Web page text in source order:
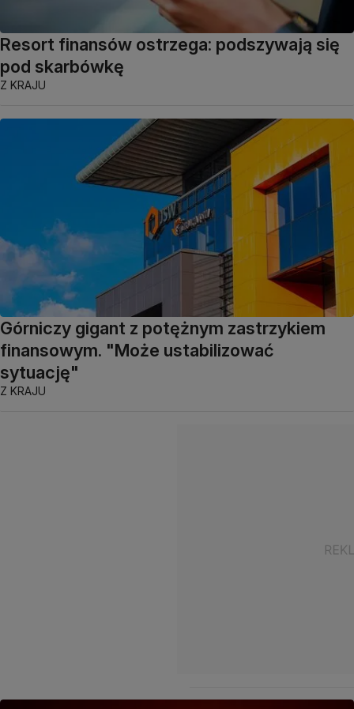
Resort finansów ostrzega: podszywają się
pod skarbówkę
Z KRAJU
Górniczy gigant z potężnym zastrzykiem
finansowym. "Może ustabilizować
sytuację"
Z KRAJU